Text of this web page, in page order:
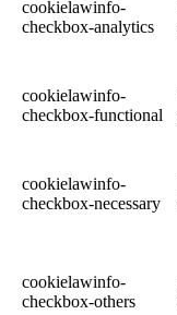
cookielawinfo-
checkbox-analytics
cookielawinfo-
checkbox-functional
cookielawinfo-
checkbox-necessary
cookielawinfo-
checkbox-others